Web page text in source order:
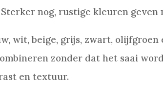
nog, rustige kleuren
wit, beige, grijs, zwart,
zonder dat het saai
en textuur.